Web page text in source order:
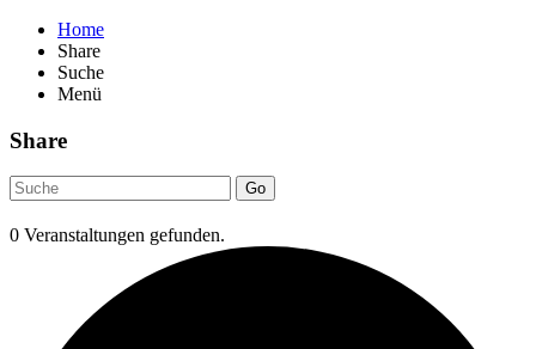
Home
Share
Suche
Menü
Share
Go
0 Veranstaltungen gefunden.